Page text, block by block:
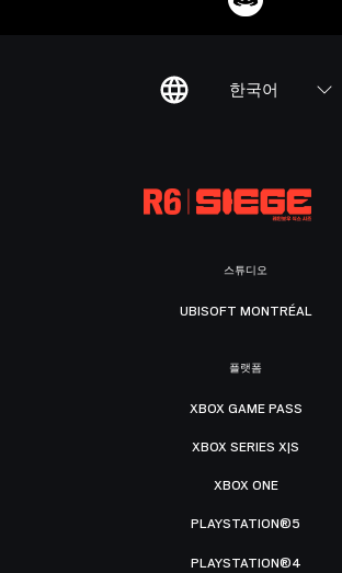
한국어
스튜디오
UBISOFT MONTRÉAL
플랫폼
XBOX GAME PASS
XBOX SERIES X|S
XBOX ONE
PLAYSTATION®5
PLAYSTATION®4